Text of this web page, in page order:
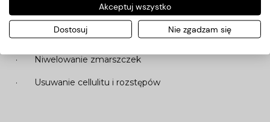
· Poprawa kolorytu skóry
· Usuwanie plam pigmentacyjnych
· Niwelowanie zmarszczek
· Usuwanie cellulitu i rozstępów
Akceptuj wszystko
Dostosuj Nie zgadzam się